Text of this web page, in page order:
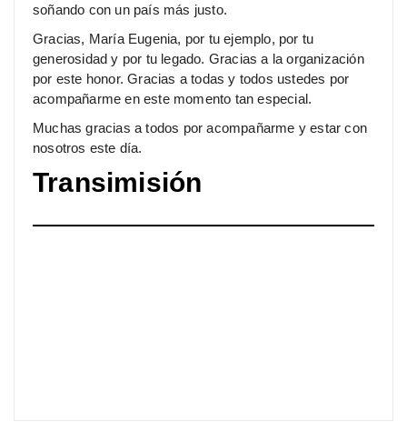
soñando con un país más justo.
Gracias, María Eugenia, por tu ejemplo, por tu
generosidad y por tu legado. Gracias a la organización
por este honor. Gracias a todas y todos ustedes por
acompañarme en este momento tan especial.
Muchas gracias a todos por acompañarme y estar con
nosotros este día.
Transimisión